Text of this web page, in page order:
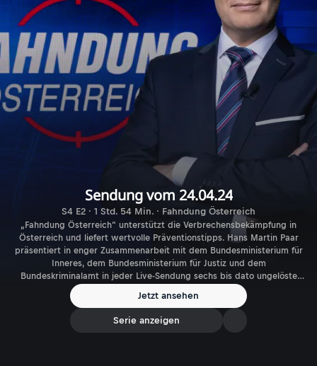
Sendung vom 24.04.24
S4 E2 · 1 Std. 54 Min. · Fahndung Österreich
„Fahndung Österreich“ unterstützt die Verbrechensbekämpfung in
Österreich und liefert wertvolle Präventionstipps. Hans Martin Paar
präsentiert in enger Zusammenarbeit mit dem Bundesministerium für
Inneres, dem Bundesministerium für Justiz und dem
Bundeskriminalamt in jeder Live-Sendung sechs bis dato ungelöste
Kriminalfälle. Die Hilfe der Zuschauer ist gefragt, wenn es darum geht
ungelöste Fälle aufzuklären, unbekannte Täter zu identifizieren oder
flüchtige Verbrecher aufzuspüren.
Jetzt ansehen
Serie anzeigen